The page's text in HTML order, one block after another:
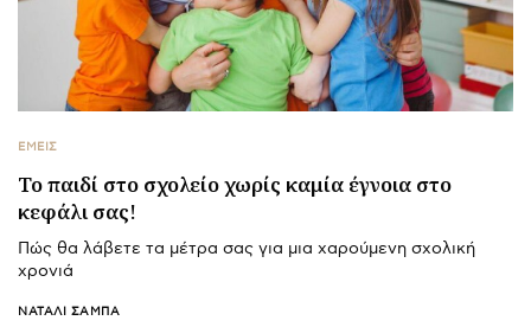
ΕΜΕΙΣ
To παιδί στο σχολείο χωρίς καμία έγνοια στο
κεφάλι σας!
Πώς θα λάβετε τα μέτρα σας για μια χαρούμενη σχολική
χρονιά
ΝΑΤΑΛΊ ΣΑΜΠΆ